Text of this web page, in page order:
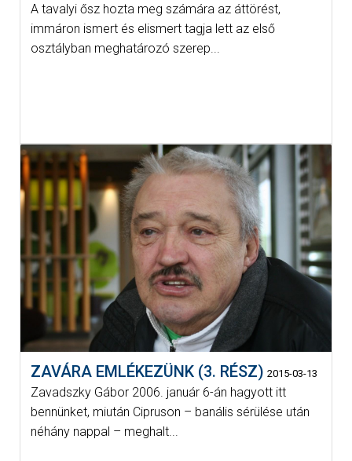
A tavalyi ősz hozta meg számára az áttörést,
immáron ismert és elismert tagja lett az első
osztályban meghatározó szerep...
ZAVÁRA EMLÉKEZÜNK (3. RÉSZ) 2015-03-13
Zavadszky Gábor 2006. január 6-án hagyott itt
bennünket, miután Cipruson – banális sérülése után
néhány nappal – meghalt...